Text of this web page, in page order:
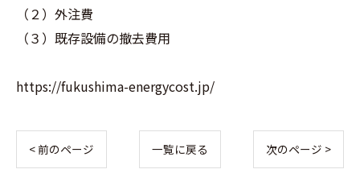
（２）外注費
（３）既存設備の撤去費用
https://fukushima-energycost.jp/
< 前のページ 一覧に戻る 次のページ >